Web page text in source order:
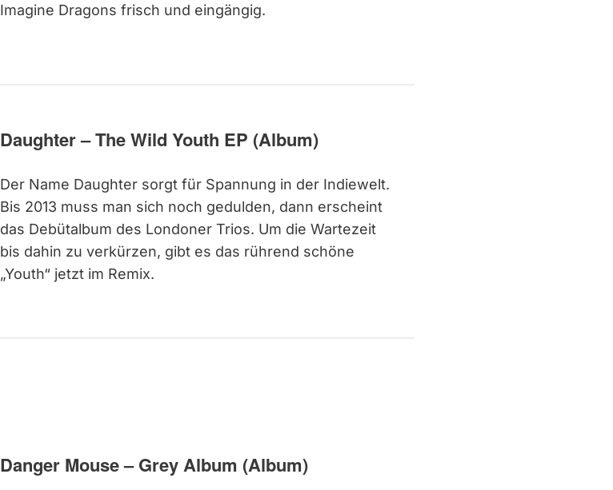
Imagine Dragons frisch und eingängig.
Daughter – The Wild Youth EP (Album)
Der Name Daughter sorgt für Spannung in der Indiewelt.
Bis 2013 muss man sich noch gedulden, dann erscheint
das Debütalbum des Londoner Trios. Um die Wartezeit
bis dahin zu verkürzen, gibt es das rührend schöne
„Youth“ jetzt im Remix.
Danger Mouse – Grey Album (Album)